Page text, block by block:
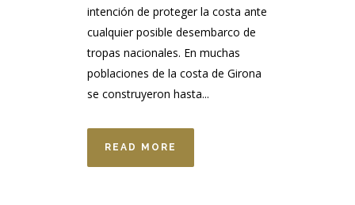
intención de proteger la costa ante
cualquier posible desembarco de
tropas nacionales. En muchas
poblaciones de la costa de Girona
se construyeron hasta...
READ MORE